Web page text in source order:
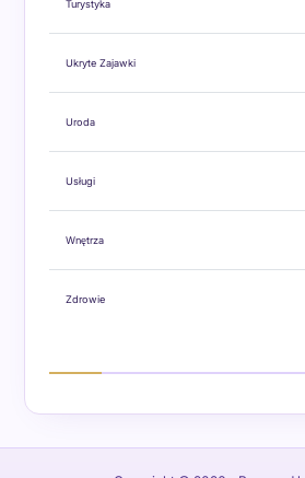
Turystyka
Ukryte Zajawki
Uroda
Usługi
Wnętrza
Zdrowie